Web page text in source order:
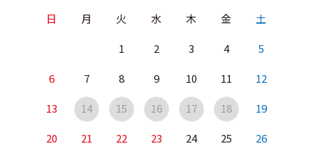
日 月 火 水 木 金 土
1 2 3 4 5
6 7 8 9 10 11 12
13 14 15 16 17 18 19
20 21 22 23 24 25 26